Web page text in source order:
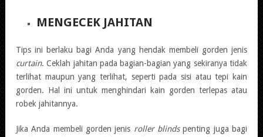
MENGECEK JAHITAN
Tips ini berlaku bagi Anda yang hendak membeli gorden jenis
curtain. Ceklah jahitan pada bagian-bagian yang sekiranya tidak
terlihat maupun yang terlihat, seperti pada sisi atau tepi kain
gorden. Hal ini untuk menghindari kain gorden terlepas atau
robek jahitannya.
Jika Anda membeli gorden jenis roller blindspenting juga bagi